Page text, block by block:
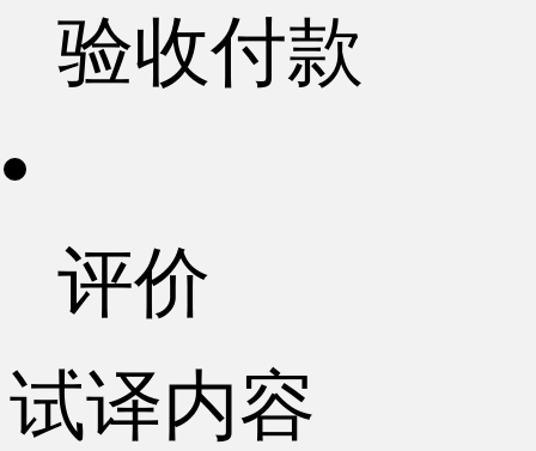
验收付款
评价
试译内容